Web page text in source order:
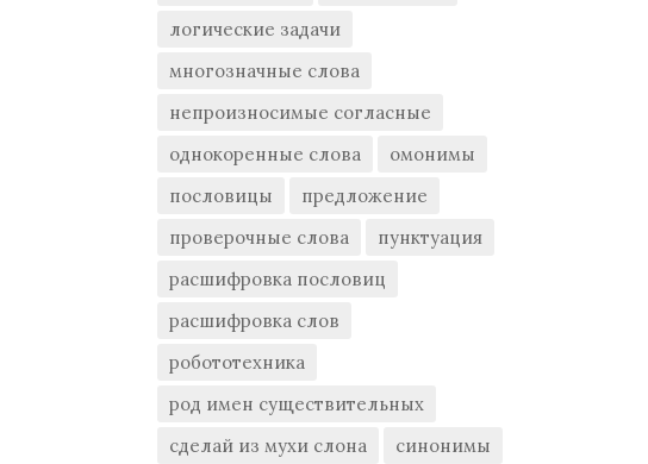
логические задачи
многозначные слова
непроизносимые согласные
однокоренные слова
омонимы
пословицы
предложение
проверочные слова
пунктуация
расшифровка пословиц
расшифровка слов
робототехника
род имен существительных
сделай из мухи слона
синонимы